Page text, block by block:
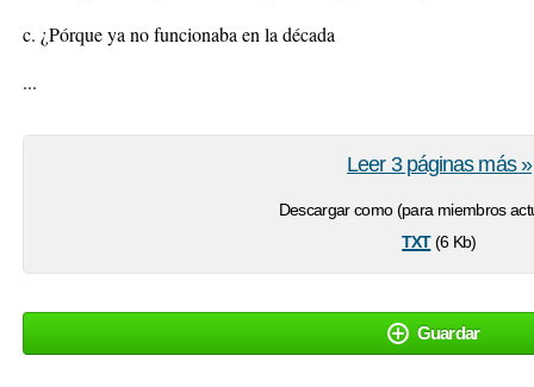
c. ¿Pórque ya no funcionaba en la década
...
Descargar como (para miembros
txt(6 Kb)
Leer 3 páginas más »
Guardar